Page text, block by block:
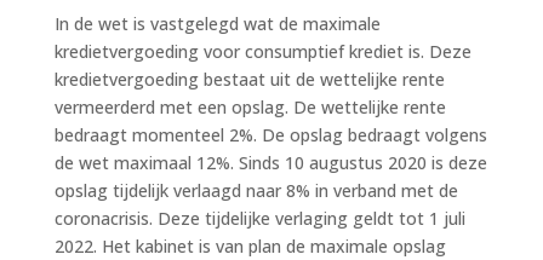
In de wet is vastgelegd wat de maximale
kredietvergoeding voor consumptief krediet is. Deze
kredietvergoeding bestaat uit de wettelijke rente
vermeerderd met een opslag. De wettelijke rente
bedraagt momenteel 2%. De opslag bedraagt volgens
de wet maximaal 12%. Sinds 10 augustus 2020 is deze
opslag tijdelijk verlaagd naar 8% in verband met de
coronacrisis. Deze tijdelijke verlaging geldt tot 1 juli
2022. Het kabinet is van plan de maximale opslag